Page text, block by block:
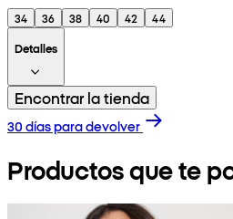
34 36 38 40 42
44
Detalles
Encontrar la tienda
30 días para devolver
Productos que te